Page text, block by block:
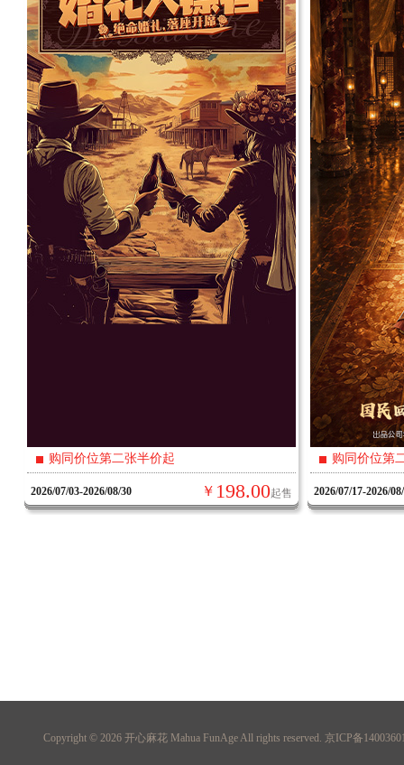
购同价位第二张半价起
2026/07/03-2026/08/30 起售
198.00
￥
购同价位第
2026/07/17-2026/
Copyright © 2026 开心麻花 Mahua FunAgeAll rights reserved. 京ICP备